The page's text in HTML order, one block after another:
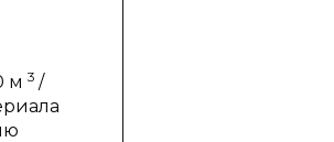
м 3 /